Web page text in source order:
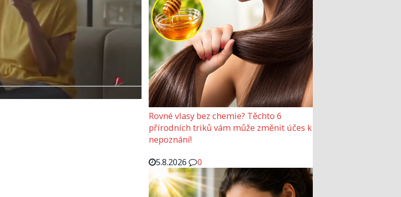
Rovné vlasy bez chemie? Těchto 6
přírodních triků vám může změnit účes k
nepoznání!
5.8.2026
0